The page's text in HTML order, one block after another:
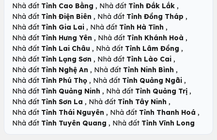
Nhà đất Tỉnh Cao Bằng , Nhà đất Tỉnh Đắk Lắk ,
Nhà đất Tỉnh Điện Biên , Nhà đất Tỉnh Đồng Tháp ,
Nhà đất Tỉnh Gia Lai , Nhà đất Tỉnh Hà Tĩnh ,
Nhà đất Tỉnh Hưng Yên , Nhà đất Tỉnh Khánh Hoà ,
Nhà đất Tỉnh Lai Châu , Nhà đất Tỉnh Lâm Đồng ,
Nhà đất Tỉnh Lạng Sơn , Nhà đất Tỉnh Lào Cai ,
Nhà đất Tỉnh Nghệ An , Nhà đất Tỉnh Ninh Bình ,
Nhà đất Tỉnh Phú Thọ , Nhà đất Tỉnh Quảng Ngãi ,
Nhà đất Tỉnh Quảng Ninh , Nhà đất Tỉnh Quảng Trị ,
Nhà đất Tỉnh Sơn La , Nhà đất Tỉnh Tây Ninh ,
Nhà đất Tỉnh Thái Nguyên , Nhà đất Tỉnh Thanh Hoá ,
Nhà đất Tỉnh Tuyên Quang , Nhà đất Tỉnh Vĩnh Long